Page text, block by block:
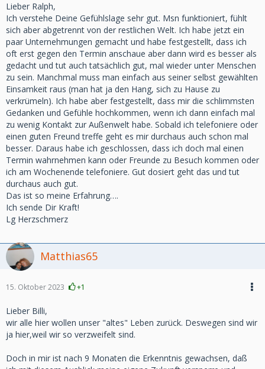
Lieber Ralph,
Ich verstehe Deine Gefühlslage sehr gut. Msn funktioniert, fühlt
sich aber abgetrennt von der restlichen Welt. Ich habe jetzt ein
paar Unternehmungen gemacht und habe festgestellt, dass ich
oft erst gegen den Termin anschaue aber dann wird es besser als
gedacht und tut auch tatsächlich gut, mal wieder unter Menschen
zu sein. Manchmal muss man einfach aus seiner selbst gewählten
Einsamkeit raus (man hat ja den Hang, sich zu Hause zu
verkrümeln). Ich habe aber festgestellt, dass mir die schlimmsten
Gedanken und Gefühle hochkommen, wenn ich dann einfach mal
zu wenig Kontakt zur Außenwelt habe. Sobald ich telefoniere oder
einen guten Freund treffe geht es mir durchaus auch schon mal
besser. Daraus habe ich geschlossen, dass ich doch mal einen
Termin wahrnehmen kann oder Freunde zu Besuch kommen oder
ich am Wochenende telefoniere. Gut dosiert geht das und tut
durchaus auch gut.
Das ist so meine Erfahrung….
Ich sende Dir Kraft!
Lg Herzschmerz
Matthias65
15. Oktober 2023 +1
Lieber Billi,
wir alle hier wollen unser "altes" Leben zurück. Deswegen sind wir
ja hier,weil wir so verzweifelt sind.
Doch in mir ist nach 9 Monaten die Erkenntnis gewachsen, daß